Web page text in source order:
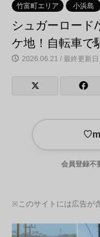
竹富町エリア 小浜島
シュガーロード
ケ地！自転車で
2026.06.21 / 最終更新
♡
会員登録不
※このサイトには広告が